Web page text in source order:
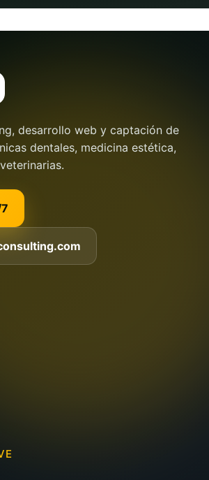
desarrollo web y captación de
dentales, medicina estética,